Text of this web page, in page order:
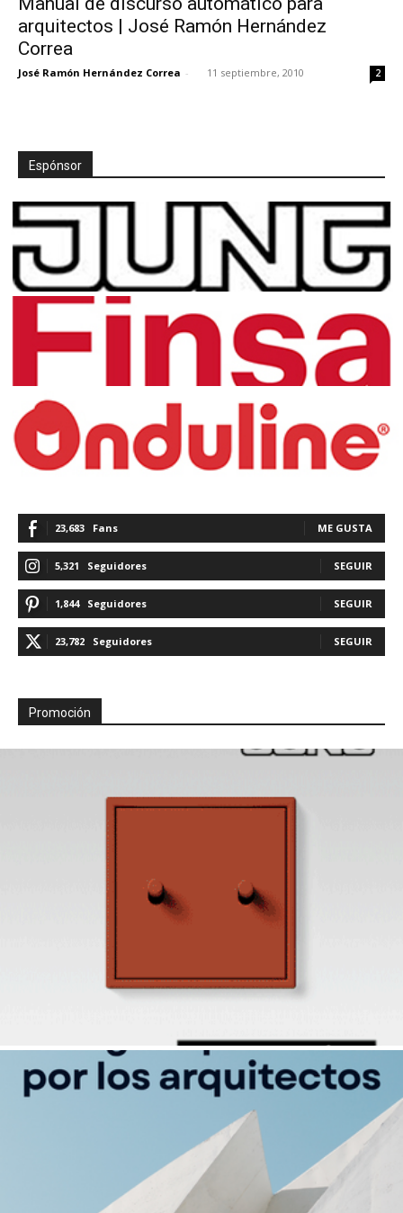
arquitectos | José Ramón Hernández
Correa
José Ramón Hernández Correa - 11 septiembre, 2010 2
Espónsor
23,683 Fans ME GUSTA
5,321 Seguidores SEGUIR
1,844 Seguidores SEGUIR
23,782 Seguidores SEGUIR
Promoción